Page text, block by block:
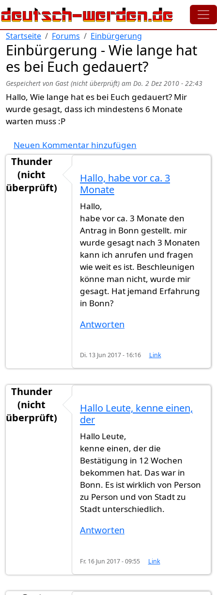
Direkt zum Inhalt
Startseite Forums Einbürgerung
Einbürgerung - Wie lange hat
es bei Euch gedauert?
Gespeichert von Gast (nicht überprüft) am Do. 2 Dez 2010 - 22:43
Hallo, Wie lange hat es bei Euch gedauert? Mir
wurde gesagt, dass ich mindestens 6 Monate
warten muss :P
Neuen Kommentar hinzufügen
Thunder
(nicht
überprüft)
Hallo, habe vor ca. 3
Monate
Hallo,
habe vor ca. 3 Monate den
Antrag in Bonn gestellt. mir
wurde gesagt nach 3 Monaten
kann ich anrufen und fragen
wie weit es ist. Beschleunigen
könne man nicht, wurde mir
gesagt. Hat jemand Erfahrung
in Bonn?
Antworten
Di. 13 Jun 2017 - 16:16 Link
Thunder
(nicht
überprüft)
Hallo Leute, kenne einen,
der
Hallo Leute,
kenne einen, der die
Bestätigung in 12 Wochen
bekommen hat. Das war in
Bonn. Es ist wirklich von Person
zu Person und von Stadt zu
Stadt unterschiedlich.
Antworten
Fr. 16 Jun 2017 - 09:55 Link